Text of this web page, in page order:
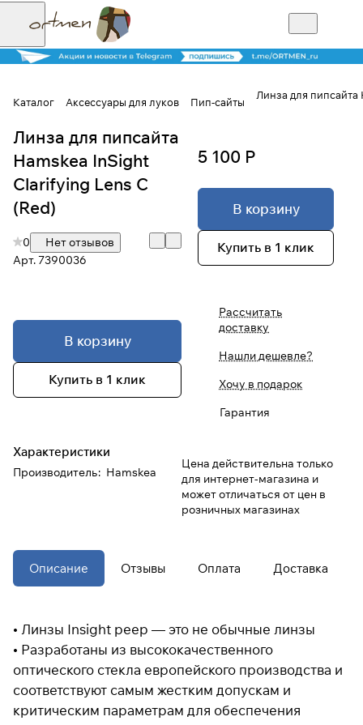
Каталог Аксессуары для луков Пип-сайты
Линза для пипсайта
Линза для пипсайта
Hamskea InSight
Clarifying Lens C
(Red)
0
Нет отзывов
Арт.7390036
В корзину
Купить в 1 клик
Характеристики
Производитель: Hamskea
5 100 Р
В корзину
Купить в 1 клик
Рассчитать
доставку
Нашли дешевле?
Хочу в подарок
Гарантия
Цена действительна только
для интернет-магазина и
может отличаться от цен в
розничных магазинах
Описание Отзывы Оплата Доставка
• Линзы Insight peep — это не обычные линзы
• Разработаны из высококачественного
оптического стекла европейского производства и
соответствуют самым жестким допускам и
критическим параметрам для обеспечения
Для клиентов всех банков
Разбейте
оплату на части
Сегодня
Добавляйте товары
в корзину
При оформлении заказа
выберите метод оплатыПЛАЙТ
Оплачивайте сегодня только25%
картой любого банка
выбранный способом
по25%каждые 2 недели
* При оплате черезПЛАЙТ
скидки по купонам не
применяются.